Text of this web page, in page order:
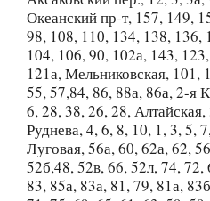
Океанский пр-т, 157, 149,
98, 108, 110, 134, 138, 136,
104, 106, 90, 102а, 143,
121а, Мельниковская, 101,
55, 57,84, 86, 88а, 86а, 2-я
6, 28, 38, 26, 28,
Руднева, 4, 6, 8, 10, 1, 3, 5,
Луговая, 56а, 60, 62а, 62,
52б,48, 52в, 66, 52л, 74,
83, 85а, 83а, 81, 79, 81а,